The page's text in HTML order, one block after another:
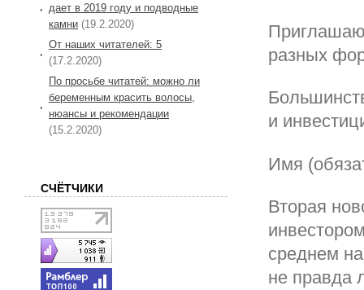
Приглашаю
разных
и
Имя
Вторая
среднем
не правда
дает в 2019 году и подводные
камни (19.2.2020)
От наших читателей: 5
(17.2.2020)
По просьбе читатей: можно ли
беременным красить волосы,
нюансы и рекомендации
(15.2.2020)
СЧЁТЧИКИ